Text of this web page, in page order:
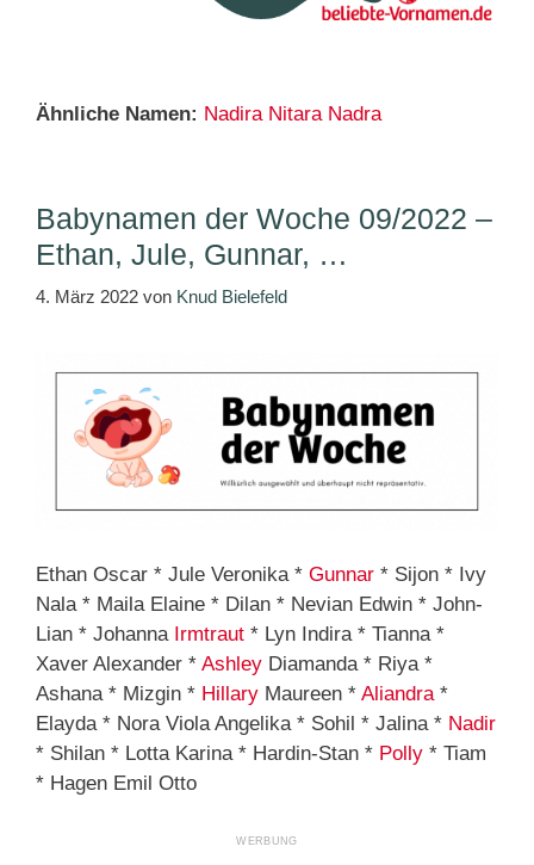
Ähnliche Namen: Nadira Nitara Nadra
Babynamen der Woche 09/2022 –
Ethan, Jule, Gunnar, …
4. März 2022 von Knud Bielefeld
Ethan Oscar * Jule Veronika * Gunnar * Sijon * Ivy
Nala * Maila Elaine * Dilan * Nevian Edwin * John-
Lian * Johanna Irmtraut * Lyn Indira * Tianna *
Xaver Alexander * Ashley Diamanda * Riya *
Ashana * Mizgin * Hillary Maureen * Aliandra*
Elayda * Nora Viola Angelika * Sohil * Jalina * Nadir
* Shilan * Lotta Karina * Hardin-Stan * Polly * Tiam
* Hagen Emil Otto